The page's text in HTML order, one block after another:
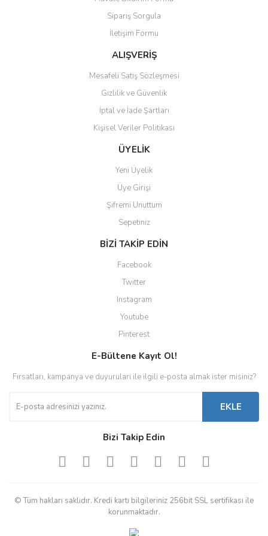
Ürün bilgilerinde hatalar bulunuyor.
Ürün fiyatı diğer sitelerden daha pahalı.
Bu ürüne benzer farklı alternatifler olmalı.
Gönder
Sipariş Sorgula
İletişim Formu
ALIŞVERİŞ
Mesafeli Satış Sözleşmesi
Gizlilik ve Güvenlik
İptal ve İade Şartları
Kişisel Veriler Politikası
ÜYELİK
Yeni Üyelik
Üye Girişi
Şifremi Unuttum
Sepetiniz
BİZİ TAKİP EDİN
Facebook
Twitter
Instagram
Youtube
Pinterest
E-Bültene Kayıt Ol!
Fırsatları, kampanya ve duyuruları ile ilgili e-posta almak ister misiniz?
EKLE
Bizi Takip Edin
© Tüm hakları saklıdır. Kredi kartı bilgileriniz 256bit SSL sertifikası ile
korunmaktadır.